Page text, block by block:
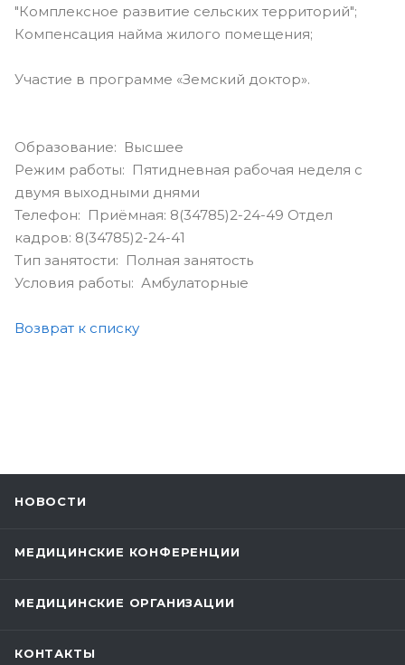
"Комплексное развитие сельских территорий";
Компенсация найма жилого помещения;
Участие в программе «Земский доктор».
Образование: Высшее
Режим работы: Пятидневная рабочая неделя с
двумя выходными днями
Телефон: Приёмная: 8(34785)2-24-49 Отдел
кадров: 8(34785)2-24-41
Тип занятости: Полная занятость
Условия работы: Амбулаторные
Возврат к списку
НОВОСТИ
МЕДИЦИНСКИЕ КОНФЕРЕНЦИИ
МЕДИЦИНСКИЕ ОРГАНИЗАЦИИ
КОНТАКТЫ